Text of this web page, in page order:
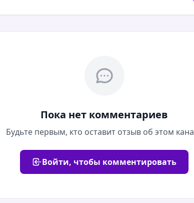
Пока нет комментариев
Будьте первым, кто оставит отзыв об этом
Войти, чтобы комментировать